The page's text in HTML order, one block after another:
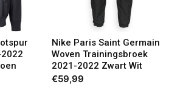
Nike Paris Saint Germain
Woven Trainingsbroek
2021-2022 Zwart Wit
€59,99